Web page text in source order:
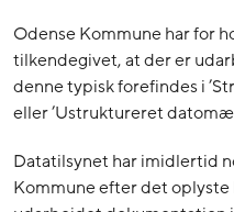
Odense Kommune har for
tilkendegivet, at der er
denne typisk forefindes i
eller ’Ustruktureret
Datatilsynet har imidlertid
Kommune efter det oplyste